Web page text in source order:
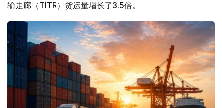
输走廊（TITR）货运量增长了3.5倍。